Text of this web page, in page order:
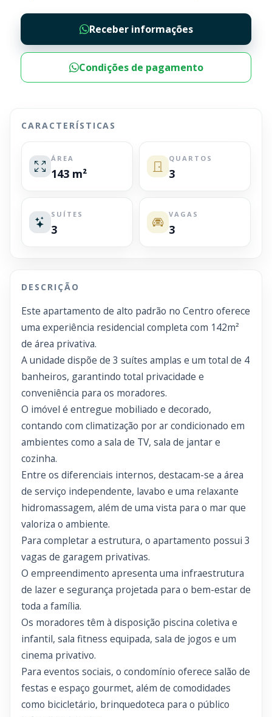
Receber informações
Condições de pagamento
CARACTERÍSTICAS
ÁREA
143 m²
QUARTOS
3
SUÍTES
3
VAGAS
3
DESCRIÇÃO
Este apartamento de alto padrão no Centro oferece
uma experiência residencial completa com 142m²
de área privativa.
A unidade dispõe de 3 suítes amplas e um total de 4
banheiros, garantindo total privacidade e
conveniência para os moradores.
O imóvel é entregue mobiliado e decorado,
contando com climatização por ar condicionado em
ambientes como a sala de TV, sala de jantar e
cozinha.
Entre os diferenciais internos, destacam-se a área
de serviço independente, lavabo e uma relaxante
hidromassagem, além de uma vista para o mar que
valoriza o ambiente.
Para completar a estrutura, o apartamento possui 3
vagas de garagem privativas.
O empreendimento apresenta uma infraestrutura
de lazer e segurança projetada para o bem-estar de
toda a família.
Os moradores têm à disposição piscina coletiva e
infantil, sala fitness equipada, sala de jogos e um
cinema privativo.
Para eventos sociais, o condomínio oferece salão de
festas e espaço gourmet, além de comodidades
como bicicletário, brinquedoteca para o público